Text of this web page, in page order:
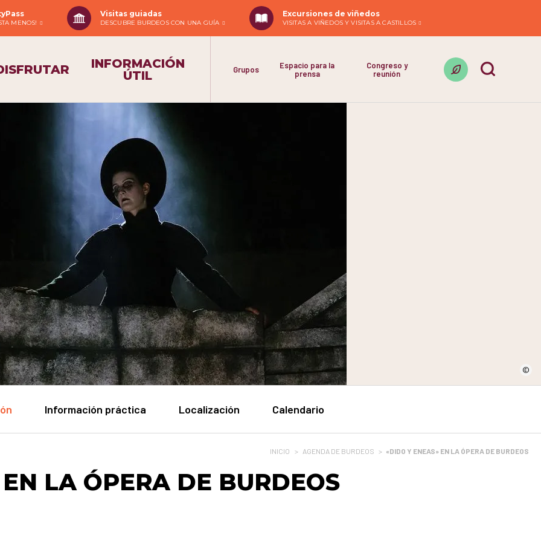
MENOS!
Visitas guiadas
DESCUBRE BURDEOS CON UNA GUÍA
Excursiones de viñedos
VISITAS A VIÑEDOS Y VISITAS A CASTILLOS
INFORMACIÓN
ÚTIL
Grupos
Espacio para la
prensa
Congreso y
reunión
©
Información práctica Localización Calendario
INICIO > AGENDA DE BURDEOS > «DIDO Y ENEAS» EN LA ÓPERA DE BURDEOS
LA ÓPERA DE BURDEOS